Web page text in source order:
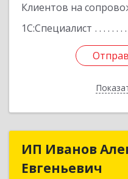
Клиентов на
1С:Специалист
ИП Иванов
Евгеньевич
ИП